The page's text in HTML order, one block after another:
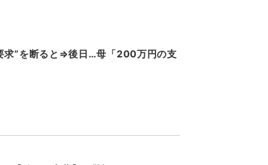
求”を断ると⇒後日…母「200万円の支